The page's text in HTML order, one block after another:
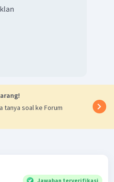
tanya soal ke Forum
Jawaban terverifikasi